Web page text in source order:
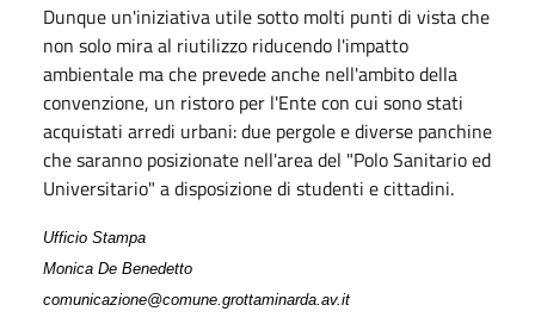
Dunque un'iniziativa utile sotto molti punti di vista che
non solo mira al riutilizzo riducendo l'impatto
ambientale ma che prevede anche nell'ambito della
convenzione, un ristoro per l'Ente con cui sono stati
acquistati arredi urbani: due pergole e diverse panchine
che saranno posizionate nell'area del "Polo Sanitario ed
Universitario" a disposizione di studenti e cittadini.
Ufficio Stampa
Monica De Benedetto
comunicazione@comune.grottaminarda.av.it